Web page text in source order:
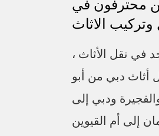
محترفون في
الاثاث
في نقل الأثاث ،
أثاث دبي من أبو
ودبي إلى
إلى أم القيوين